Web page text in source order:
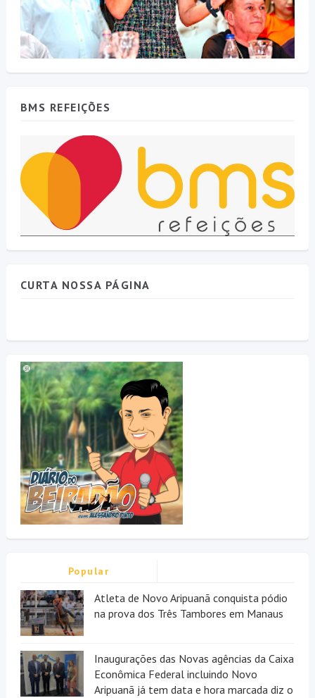
BMS REFEIÇÕES
CURTA NOSSA PÁGINA
Popular
Atleta de Novo Aripuanã conquista pódio
na prova dos Três Tambores em Manaus
Inaugurações das Novas agências da Caixa
Econômica Federal incluindo Novo
Aripuanã já tem data e hora marcada diz o